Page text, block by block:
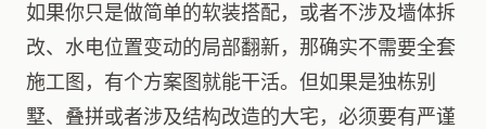
如果你只是做简单的软装搭配，或者不涉及墙体拆
改、水电位置变动的局部翻新，那确实不需要全套
施工图，有个方案图就能干活。但如果是独栋别
墅、叠拼或者涉及结构改造的大宅，必须要有严谨